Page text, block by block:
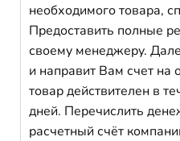
необходимого товара,
Предоставить полные
своему менеджеру.
и направит Вам счет на
товар действителен в
дней. Перечислить
расчетный счёт